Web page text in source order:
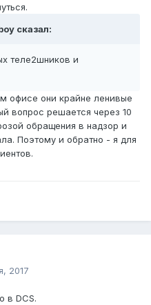
сказал:
теле2шников и
офисе они крайне ленивые
вопрос решается через 10
обращения в надзор и
Поэтому и обратно - я для
2017
в DCS.